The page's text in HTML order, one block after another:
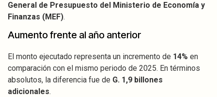
General de Presupuesto del Ministerio de Economía y
Finanzas (MEF).
Aumento frente al año anterior
El monto ejecutado representa un incremento de 14% en
comparación con el mismo periodo de 2025. En términos
absolutos, la diferencia fue de G. 1,9 billones
adicionales.